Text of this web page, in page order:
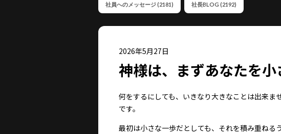
社員へのメッセージ (2181) 社長BLOG (2192)
2026年5月27日
神様は、まずあなたを小
何をするにしても、いきなり大きなことは出来ま
です。
最初は小さな一歩だとしても、それを積み重ねる